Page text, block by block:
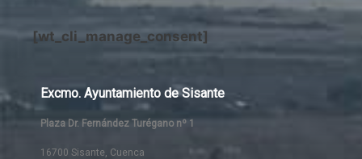
[wt_cli_manage_consent]
Excmo. Ayuntamiento de Sisante
Plaza Dr. Fernández Turégano nº 1
16700 Sisante, Cuenca